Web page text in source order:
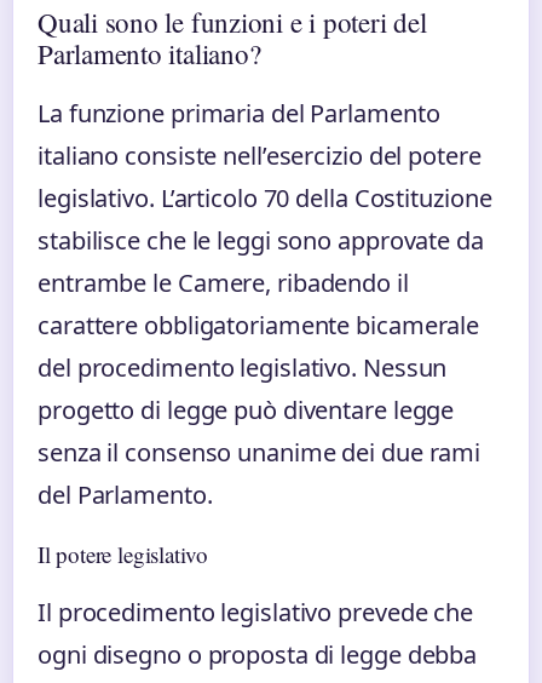
Quali sono le funzioni e i poteri del
Parlamento italiano?
La funzione primaria del Parlamento
italiano consiste nell’esercizio del potere
legislativo. L’articolo 70 della Costituzione
stabilisce che le leggi sono approvate da
entrambe le Camere, ribadendo il
carattere obbligatoriamente bicamerale
del procedimento legislativo. Nessun
progetto di legge può diventare legge
senza il consenso unanime dei due rami
del Parlamento.
Il potere legislativo
Il procedimento legislativo prevede che
ogni disegno o proposta di legge debba